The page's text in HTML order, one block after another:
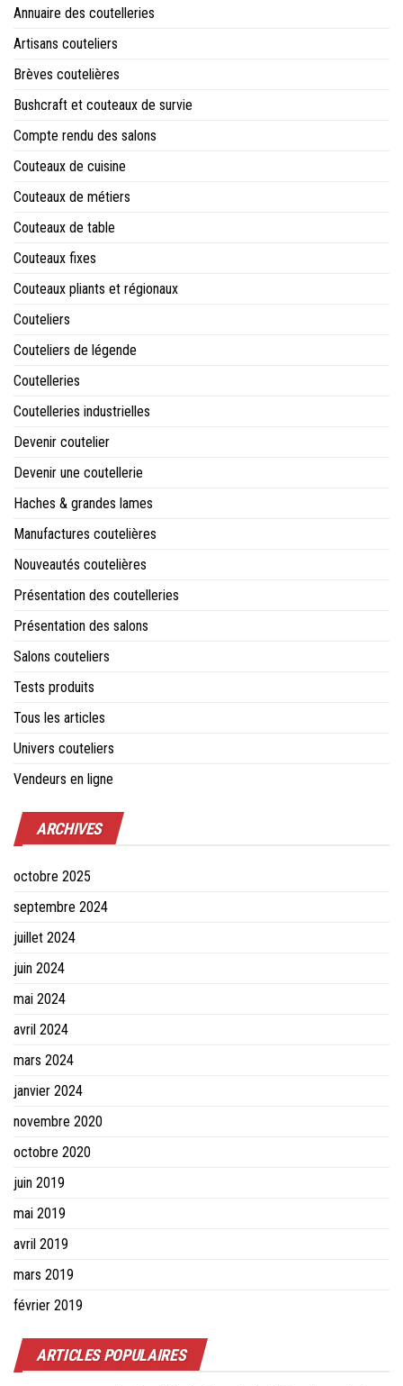
Annuaire des coutelleries
Artisans couteliers
Brèves coutelières
Bushcraft et couteaux de survie
Compte rendu des salons
Couteaux de cuisine
Couteaux de métiers
Couteaux de table
Couteaux fixes
Couteaux pliants et régionaux
Couteliers
Couteliers de légende
Coutelleries
Coutelleries industrielles
Devenir coutelier
Devenir une coutellerie
Haches & grandes lames
Manufactures coutelières
Nouveautés coutelières
Présentation des coutelleries
Présentation des salons
Salons couteliers
Tests produits
Tous les articles
Univers couteliers
Vendeurs en ligne
ARCHIVES
octobre 2025
septembre 2024
juillet 2024
juin 2024
mai 2024
avril 2024
mars 2024
janvier 2024
novembre 2020
octobre 2020
juin 2019
mai 2019
avril 2019
mars 2019
février 2019
ARTICLES POPULAIRES